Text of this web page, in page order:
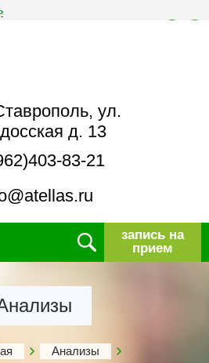
ул.
д. 13
83-21
запись на
прием
Анализы